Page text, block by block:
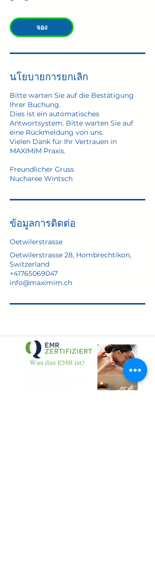
จอง
นโยบายการยกเลิก
Bitte warten Sie auf die Bestätigung
Ihrer Buchung.
Dies ist ein automatisches
Antwortsystem. Bitte warten Sie auf
eine Rückmeldung von uns.
Vielen Dank für Ihr Vertrauen in
MAXIMIM Praxis.
Freundlicher Gruss
Nucharee Wintsch
ข้อมูลการติดต่อ
Oetwilerstrasse
Oetwilerstrasse 28, Hombrechtikon,
Switzerland
+41765069047
info@maximim.ch